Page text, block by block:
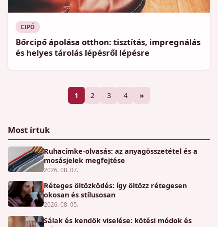
CIPŐ
Bőrcipő ápolása otthon: tisztítás, impregnálás
és helyes tárolás lépésről lépésre
1 2 3 4 »
Most írtuk
Ruhacímke-olvasás: az anyagösszetétel és a
mosásjelek megfejtése
2026. 08. 07.
Réteges öltözködés: így öltözz rétegesen
okosan és stílusosan
2026. 08. 05.
Sálak és kendők viselése: kötési módok és